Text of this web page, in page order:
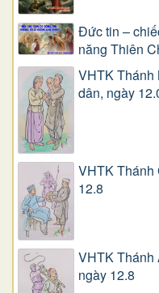
Đức tin –
năng Thiên
VHTK Thánh
dân, ngày
VHTK Thánh
12.8
VHTK Thánh
ngày 12.8